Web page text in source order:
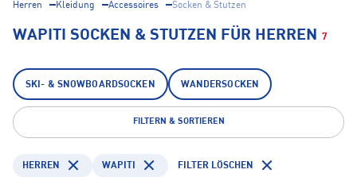
Herren Kleidung Accessoires Socken & Stutzen
WAPITI SOCKEN & STUTZEN FÜR HERREN 7
SKI- & SNOWBOARDSOCKEN WANDERSOCKEN
FILTERN & SORTIEREN
HERREN WAPITI FILTER LÖSCHEN